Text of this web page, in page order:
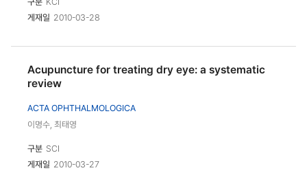
게재일 2010-03-28
Acupuncture for treating dry eye: a systematic
review
ACTA OPHTHALMOLOGICA
이명수, 최태영
구분 SCI
게재일 2010-03-27